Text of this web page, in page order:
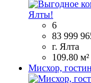
6
83 999
г. Ялта
109.80 м²
Мисхор,